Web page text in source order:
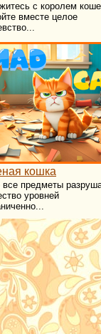
с королем
вместе целое
кошка
все предметы
уровней